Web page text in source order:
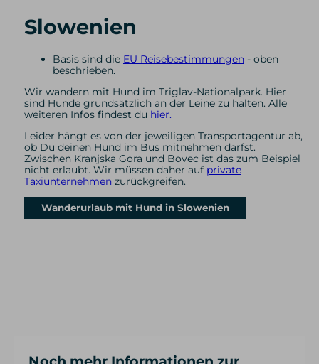
Slowenien
Basis sind die EU Reisebestimmungen - oben
beschrieben.
Wir wandern mit Hund im Triglav-Nationalpark. Hier
sind Hunde grundsätzlich an der Leine zu halten. Alle
weiteren Infos findest du hier.
Leider hängt es von der jeweiligen Transportagentur ab,
ob Du deinen Hund im Bus mitnehmen darfst.
Zwischen Kranjska Gora und Bovec ist das zum Beispiel
nicht erlaubt. Wir müssen daher auf private
Taxiunternehmen zurückgreifen.
Wanderurlaub mit Hund in Slowenien